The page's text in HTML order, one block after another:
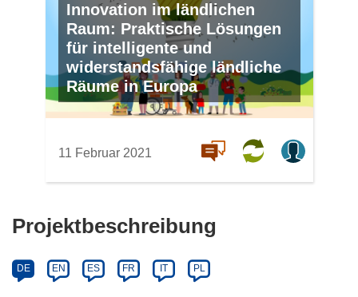
Innovation im ländlichen
Raum: Praktische Lösungen
für intelligente und
widerstandsfähige ländliche
Räume in Europa
11 Februar 2021
Projektbeschreibung
DE EN ES FR IT PL